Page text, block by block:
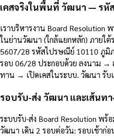
เคสจริงในพื้นที่ วัฒนา — รหั
เราบริหารงาน Board Resolution
ในย่านวัฒนา (ใกล้แยกหลัก) ภายใต้
5607/28 รหัสไปรษณีย์ 10110 ภูมิ
รอบ 06/28 ประกอบด้วย ลงนาม →
ทาน → เปิดเคสในระบบ. วัฒนา รับ
รอบรับ-ส่ง วัฒนา และเส้นทา
ระบบรับ-ส่ง Board Resolution พร้
วัฒนา เดิน 2 รอบต่อวัน: รอบเช้าก่